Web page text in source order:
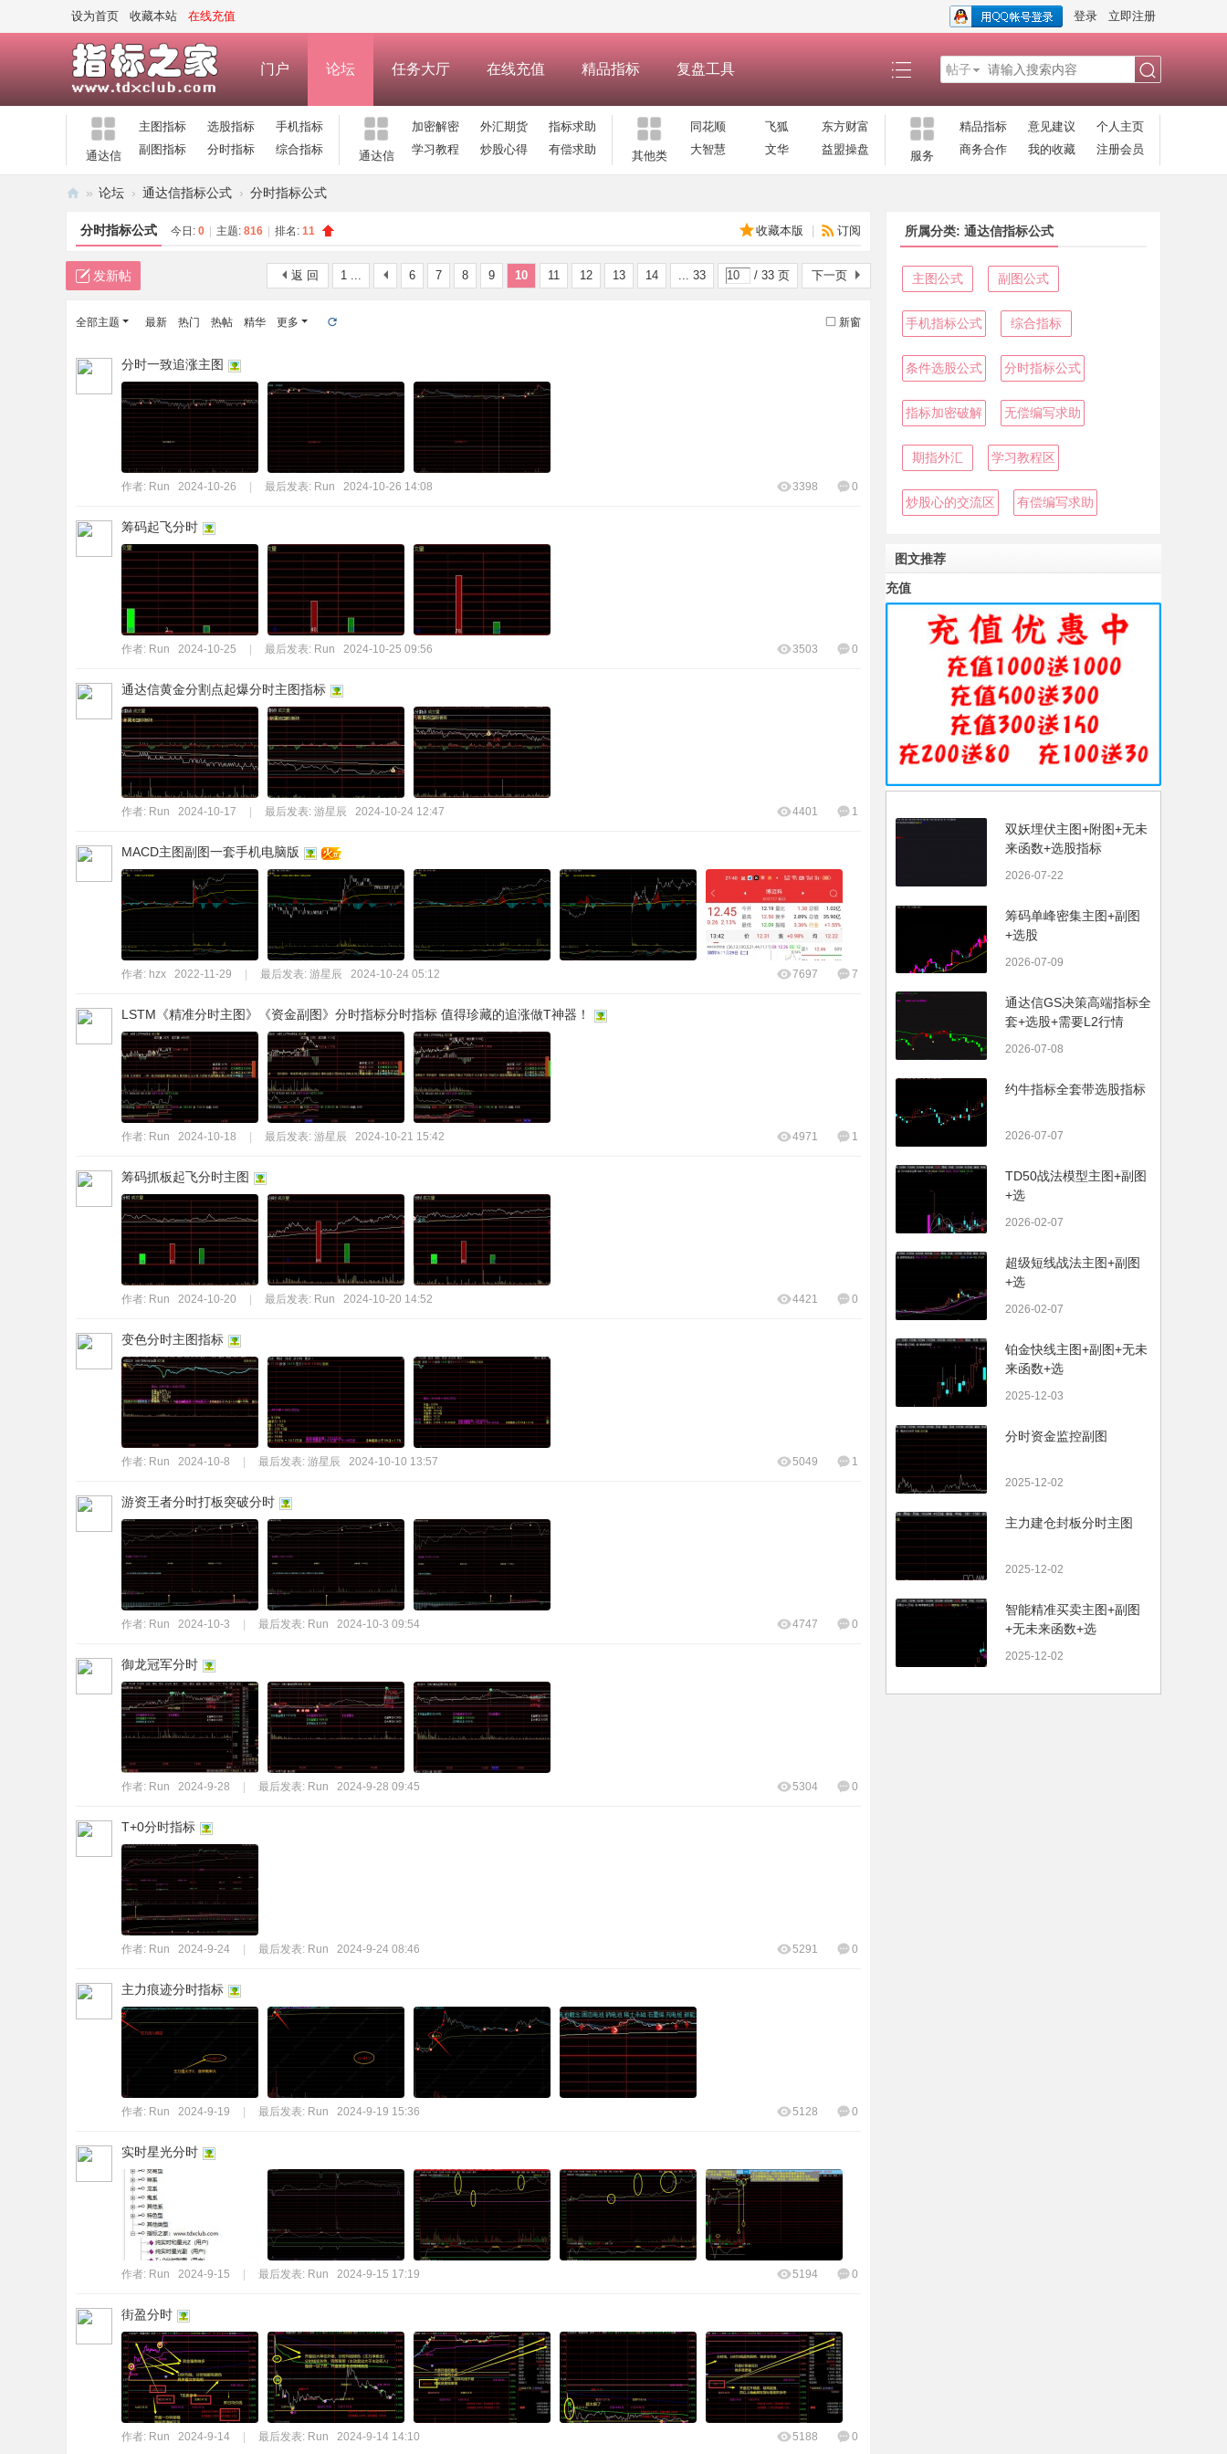
设为首页 收藏本站 在线充值 登录 立即注册
门户 论坛 任务大厅 在线充值 精品指标 复盘工具 帖子
通达信
主图指标 选股指标
手机指标
副图指标
分时指标 综合指标 通达信
加密解密 外汇期货
指标求助
学习教程
炒股心得 有偿求助 其他类
同花顺 飞狐
东方财富
大智慧
文华 益盟操盘 服务
精品指标 意见建议
个人主页
商务合作
我的收藏 注册会员
标
之
—
式
码
指
标
» 论坛 › 通达信指标公式 › 分时指标公式
收藏本版 订阅
分时指标公式 今日: 0 主题: 816 排名: 11
1 ... 6 7 8 9 10 11 12 13 14 ... 33 / 33 页 下一页
返 回
发新帖
新窗
全部主题 最新 热门 热帖 精华 更多
分时一致追涨主图
作者: Run 2024-10-26 最后发表: Run 2024-10-26 14:08 0
3398
筹码起飞分时
作者: Run 2024-10-25 最后发表: Run 2024-10-25 09:56 0
3503
通达信黄金分割点起爆分时主图指标
作者: Run 2024-10-17 最后发表: 游星辰 2024-10-24 12:47 1
4401
MACD主图副图一套手机电脑版
作者: hzx 2022-11-29 最后发表: 游星辰 2024-10-24 05:12 7
7697
LSTM《精准分时主图》《资金副图》分时指标分时指标 值得珍藏的追涨做T神器！
作者: Run 2024-10-18 最后发表: 游星辰 2024-10-21 15:42 1
4971
筹码抓板起飞分时主图
作者: Run 2024-10-20 最后发表: Run 2024-10-20 14:52 0
4421
变色分时主图指标
作者: Run 2024-10-8 最后发表: 游星辰 2024-10-10 13:57 1
5049
游资王者分时打板突破分时
作者: Run 2024-10-3 最后发表: Run 2024-10-3 09:54 0
4747
御龙冠军分时
作者: Run 2024-9-28 最后发表: Run 2024-9-28 09:45 0
5304
T+0分时指标
作者: Run 2024-9-24 最后发表: Run 2024-9-24 08:46 0
5291
主力痕迹分时指标
作者: Run 2024-9-19 最后发表: Run 2024-9-19 15:36 0
5128
实时星光分时
作者: Run 2024-9-15 最后发表: Run 2024-9-15 17:19 0
5194
街盈分时
作者: Run 2024-9-14 最后发表: Run 2024-9-14 14:10 0
5188
所属分类: 通达信指标公式
主图公式 副图公式
手机指标公式 综合指标
条件选股公式 分时指标公式
指标加密破解 无偿编写求助
期指外汇 学习教程区
炒股心的交流区 有偿编写求助
图文推荐
充值
双妖埋伏主图+附图+无未
来函数+选股指标
2026-07-22
筹码单峰密集主图+副图
+选股
2026-07-09
通达信GS决策高端指标全
套+选股+需要L2行情
2026-07-08
约牛指标全套带选股指标
2026-07-07
TD50战法模型主图+副图
+选
2026-02-07
超级短线战法主图+副图
+选
2026-02-07
铂金快线主图+副图+无未
来函数+选
2025-12-03
分时资金监控副图
2025-12-02
主力建仓封板分时主图
2025-12-02
智能精准买卖主图+副图
+无未来函数+选
2025-12-02